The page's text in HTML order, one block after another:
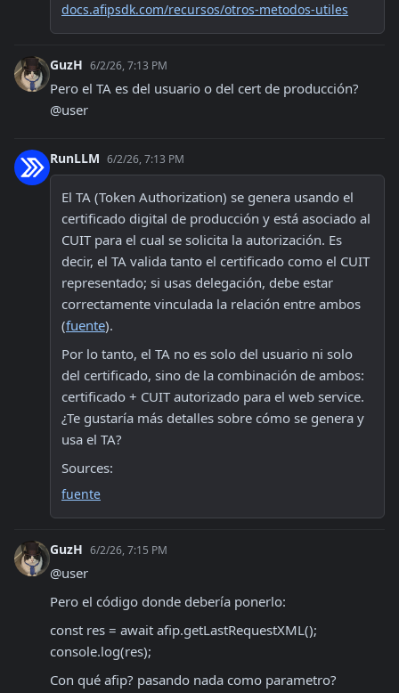
docs.afipsdk.com/recursos/otros-metodos-utiles
GuzH 6/2/26, 7:13 PM
Pero el TA es del usuario o del cert de producción?
@user
RunLLM 6/2/26, 7:13 PM
El TA (Token Authorization) se genera usando el
certificado digital de producción y está asociado al
CUIT para el cual se solicita la autorización. Es
decir, el TA valida tanto el certificado como el CUIT
representado; si usas delegación, debe estar
correctamente vinculada la relación entre ambos
(fuente).
Por lo tanto, el TA no es solo del usuario ni solo
del certificado, sino de la combinación de ambos:
certificado + CUIT autorizado para el web service.
¿Te gustaría más detalles sobre cómo se genera y
usa el TA?
Sources:
fuente
GuzH 6/2/26, 7:15 PM
@user
Pero el código donde debería ponerlo:
const res = await afip.getLastRequestXML();
console.log(res);
Con qué afip? pasando nada como parametro?